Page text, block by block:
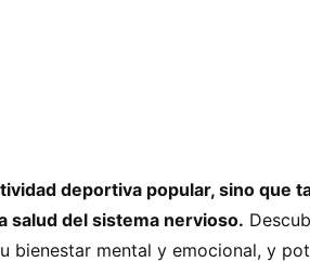
deportiva popular, sino que
salud del sistema nervioso.
bienestar mental y emocional, y